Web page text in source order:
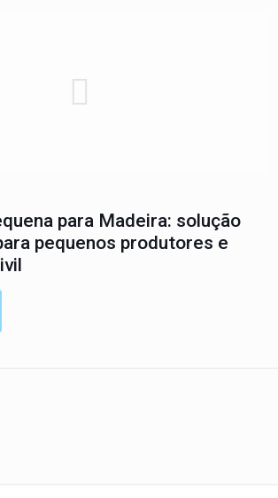
para Madeira: solução
pequenos produtores e